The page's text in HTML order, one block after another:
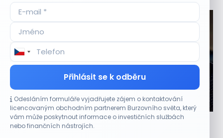
Přihlásit se k odběru
Odesláním formuláře vyjadřujete zájem o kontaktování
licencovaným obchodním partnerem Burzovního světa, který
vám může poskytnout informace o investičních službách
nebo finančních nástrojích.
CO HÝBE TRHEM
Výsledky společností jsou silné. Proč to akciový
trh zatím neoceňuje?